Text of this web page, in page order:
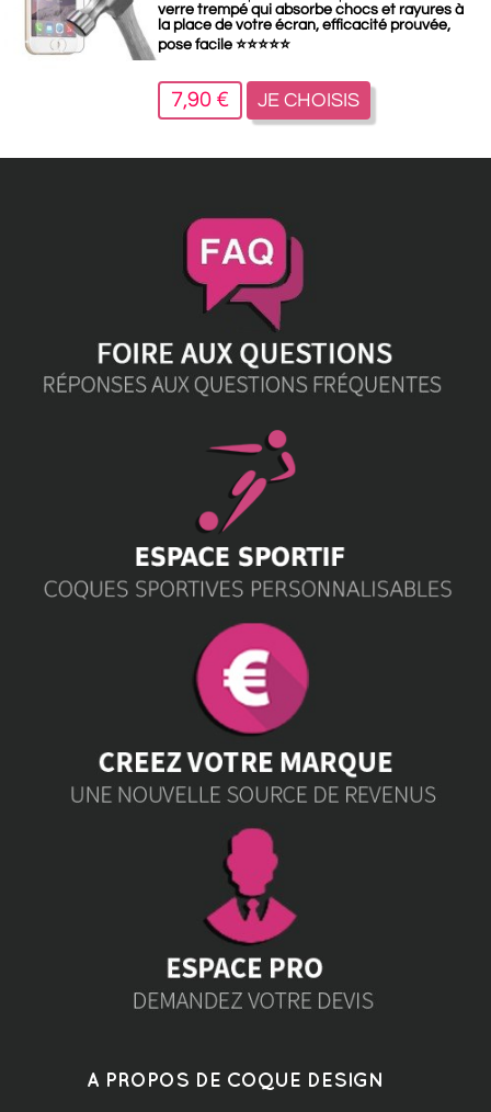
verre trempé qui absorbe chocs et rayures à
la place de votre écran, efficacité prouvée,
pose facile ⭐⭐⭐⭐⭐
7,90 € JE CHOISIS
A PROPOS DE COQUE DESIGN